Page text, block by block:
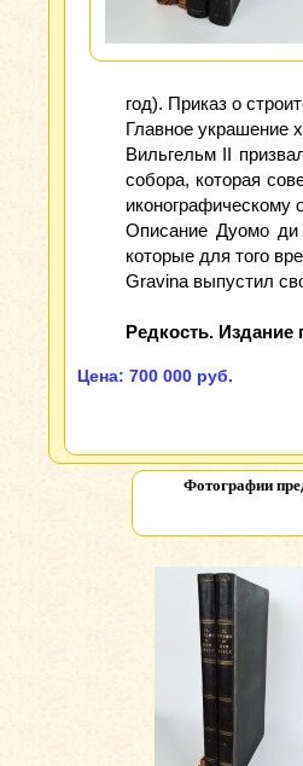
год). Приказ о
Главное украшение
Вильгельм II
собора, которая
иконографическому
Описание Дуомо ди
которые для того
Gravina выпустил
Редкость.
Цена: 700 000 руб.
Фотографии